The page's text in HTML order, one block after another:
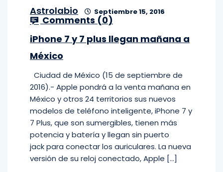
Astrolabio Septiembre 15, 2016
Comments (0)
iPhone 7 y 7 plus llegan mañana a
México
Ciudad de México (15 de septiembre de
2016).- Apple pondrá a la venta mañana en
México y otros 24 territorios sus nuevos
modelos de teléfono inteligente, iPhone 7 y
7 Plus, que son sumergibles, tienen más
potencia y batería y llegan sin puerto
jack para conectar los auriculares. La nueva
versión de su reloj conectado, Apple […]